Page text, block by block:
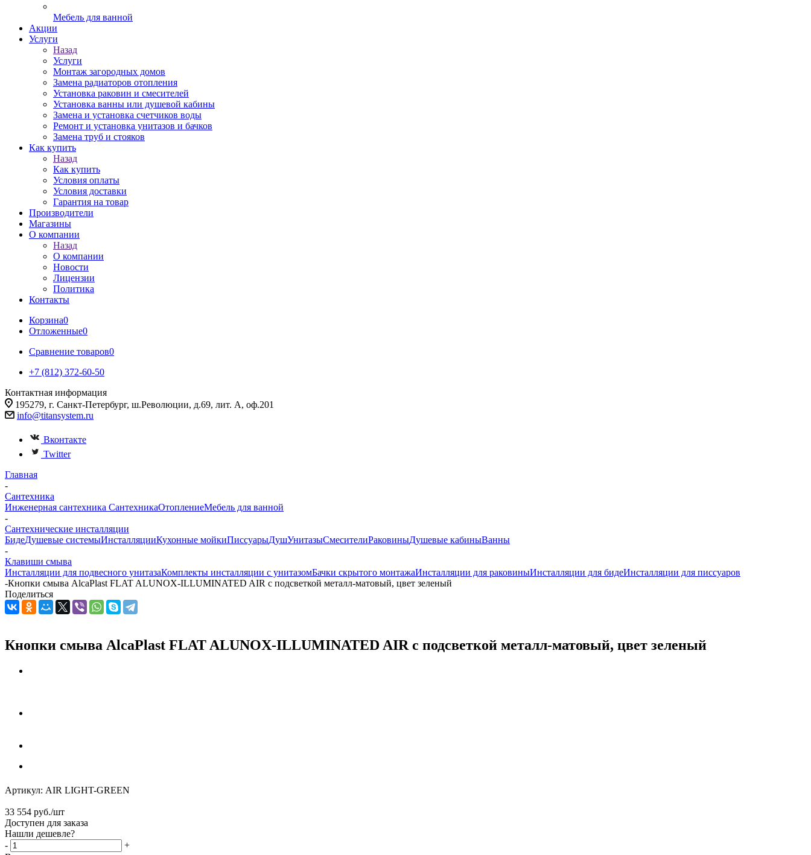
Мебель для ванной
Акции
Услуги
Назад
Услуги
Монтаж загородных домов
Замена радиаторов отопления
Установка раковин и смесителей
Установка ванны или душевой кабины
Замена и установка счетчиков воды
Ремонт и установка унитазов и бачков
Замена труб и стояков
Как купить
Назад
Как купить
Условия оплаты
Условия доставки
Гарантия на товар
Производители
Магазины
О компании
Назад
О компании
Новости
Лицензии
Политика
Контакты
Корзина0
Отложенные0
Сравнение товаров0
+7 (812) 372-60-50
Контактная информация
195279, г. Санкт-Петербург, ш.Революции, д.69, лит. А, оф.201
info@titansystem.ru
Вконтакте
Twitter
Главная
-
Сантехника
Инженерная сантехника СантехникаОтоплениеМебель для ванной
-
Сантехнические инсталляции
БидеДушевые системыИнсталляцииКухонные мойкиПиссуарыДушУнитазыСмесителиРаковиныДушевые кабиныВанны
-
Клавиши смыва
Инсталляции для подвесного унитазаКомплекты инсталляции с унитазомБачки скрытого монтажаИнсталляции для раковиныИнсталляции для бидеИнсталляции для писсуаров
-Кнопки смыва AlcaPlast FLAT ALUNOX-ILLUMINATED AIR с подсветкой металл-матовый, цвет зеленый
Поделиться
Кнопки смыва AlcaPlast FLAT ALUNOX-ILLUMINATED AIR с подсветкой металл-матовый, цвет зеленый
Артикул: AIR LIGHT-GREEN
33 554 руб./шт
Доступен для заказа
Нашли дешевле?
-
+